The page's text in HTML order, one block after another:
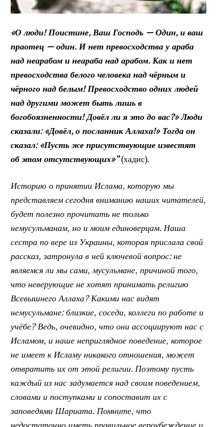
«О люди! Поистине, Ваш Господь — Один, и ваш
праотец — один. И нет превосходства у араба
над неарабом и неараба над арабом. Как и нет
превосходства белого человека над чёрным и
чёрного над белым! Превосходство одних людей
над другими может быть лишь в
богобоязненности! Довёл ли я это до вас?» Люди
сказали: «Довёл, о посланник Аллаха!» Тогда он
сказал: «Пусть же присутствующие известят
об этом отсутствующих»”(хадис).
Историю о принятии Ислама, которую мы
представляем сегодня вниманию наших читателей,
будет полезно прочитать не только
немусульманам, но и моим единоверцам. Наша
сестра по вере из Украины, которая прислала свой
рассказ, затронула в ней ключевой вопрос: не
являемся ли мы сами, мусульмане, причиной того,
что неверующие не хотят принимать религию
Всевышнего Аллаха? Какими нас видят
немусульмане: близкие, соседи, коллеги по работе и
учёбе? Ведь, очевидно, что они ассоциируют нас с
Исламом, и наше неприглядное поведение, которое
не имеет к Исламу никакого отношения, может
отвратить их от этой религии. Поэтому пусть
каждый из нас задумается над своим поведением,
словами и поступками и сопоставит их с
заповедями Шариата. Помните, что